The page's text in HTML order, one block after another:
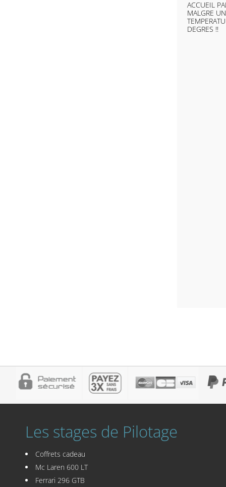
ACCUEIL
MALGRE
DEGRES !!
Les stages de Pilotage
Coffrets cadeau
Mc Laren 600 LT
Ferrari 296 GTB